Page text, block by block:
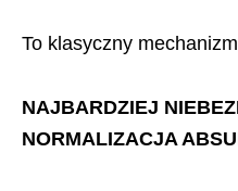
To klasyczny
NAJBARDZIEJ
NORMALIZACJA